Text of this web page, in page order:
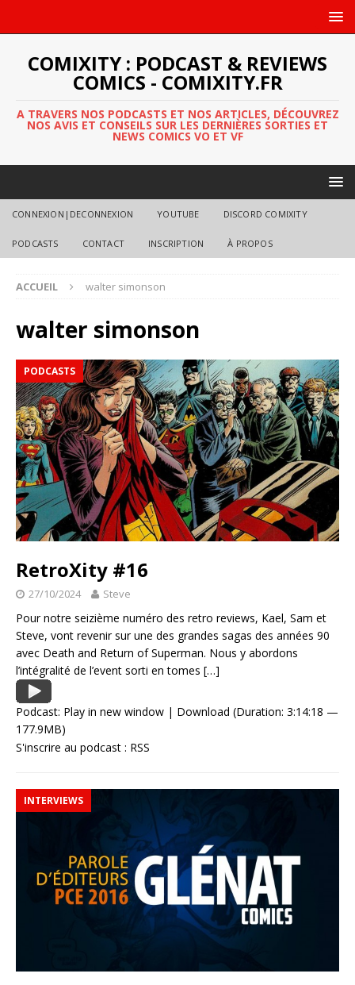
COMIXITY : PODCAST & REVIEWS
COMICS - COMIXITY.FR
A TRAVERS NOS PODCASTS ET NOS ARTICLES, DÉCOUVREZ
NOS AVIS ET CONSEILS SUR LES DERNIÈRES SORTIES ET
NEWS COMICS VO ET VF
CONNEXION|DECONNEXION YOUTUBE DISCORD COMIXITY
PODCASTS CONTACT INSCRIPTION À PROPOS
ACCUEIL walter simonson
walter simonson
PODCASTS
RetroXity #16
27/10/2024 Steve
Pour notre seizième numéro des retro reviews, Kael, Sam et
Steve, vont revenir sur une des grandes sagas des années 90
avec Death and Return of Superman. Nous y abordons
l’intégralité de l’event sorti en tomes […]
Podcast: Play in new window | Download (Duration: 3:14:18 —
177.9MB)
S'inscrire au podcast : RSS
INTERVIEWS